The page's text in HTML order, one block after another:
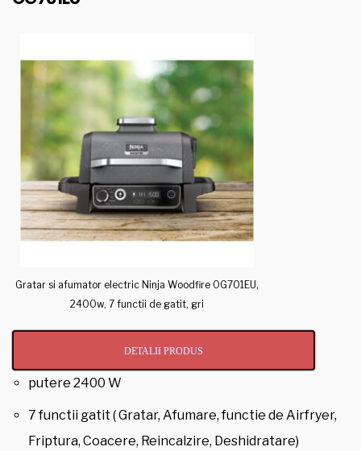
Gratar si afumator electric Ninja Woodfire OG701EU,
2400w, 7 functii de gatit, gri
DETALII PRODUS
putere 2400 W
7 functii gatit ( Gratar, Afumare, functie de Airfryer,
Friptura, Coacere, Reincalzire, Deshidratare)